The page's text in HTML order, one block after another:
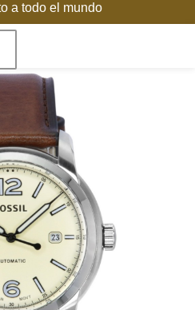
a todo el mundo